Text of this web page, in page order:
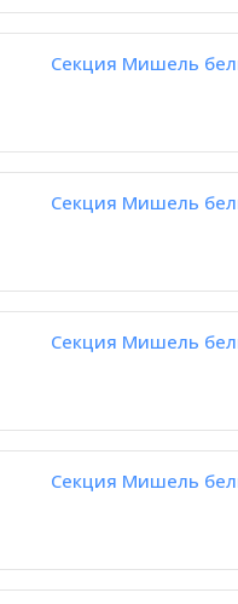
Секция Мишель
Секция Мишель
Секция Мишель
Секция Мишель